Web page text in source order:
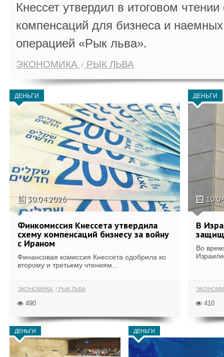
Кнессет утвердил в итоговом
компенсаций для бизнеса и
операцией «Рык льва».
ЭКОНОМИКА РЫК ЛЬВА
ДЕНЬГИ
30.04.2026
Финкомиссия Кнессета утвердила
схему компенсаций бизнесу за войну
с Ираном
Финансовая комиссия Кнессета одобрила ко
второму и третьему чтениям...
ЭКОНОМИКА РЫК ЛЬВА
490
ДЕНЬГИ
В
Во
410
ДЕНЬГИ ДЕНЬГИ